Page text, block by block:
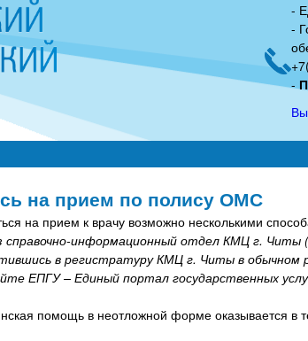
основному
-
-
-
на прием по полису ОМС
на прием к врачу возможно несколькими
справочно-информационный отдел КМЦ г. Читы
в регистратуру КМЦ г. Читы в обычном
ЕПГУ – Единый портал государственных
помощь в неотложной форме оказывается в